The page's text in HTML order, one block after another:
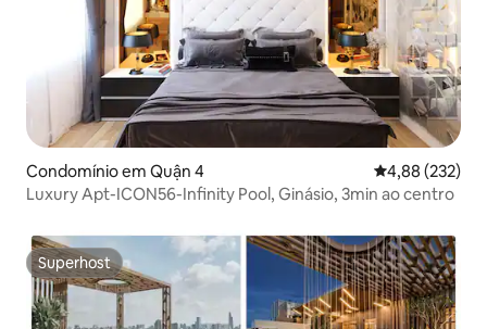
Condomínio em Quận 4 Classificação
4,88 (232)
Luxury Apt-ICON56-Infinity Pool, Ginásio, 3min ao centro
Superhost
Superhost